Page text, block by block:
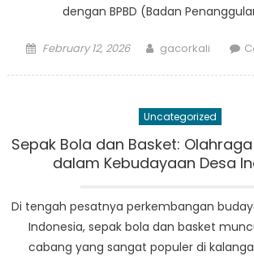
dengan BPBD (Badan
Posted
February 12, 2026 Author
gacorkali
Uncategorized
Sepak Bola dan Basket:
dalam Kebudayaan Desa
Di tengah pesatnya perkembangan
Indonesia, sepak bola dan basket
cabang yang sangat populer di